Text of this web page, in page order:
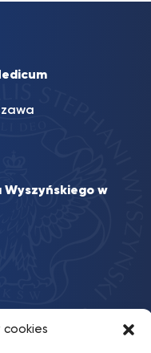
cookies
w